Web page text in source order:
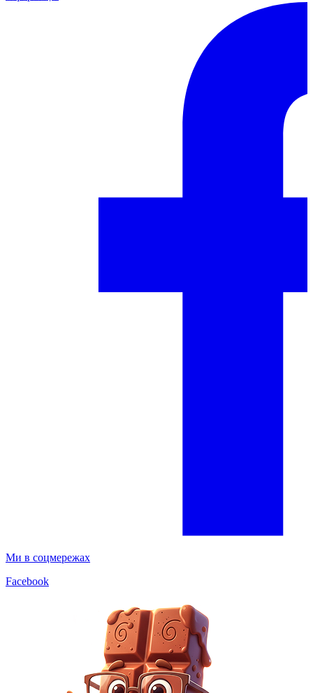
Ми в соцмережах
Facebook